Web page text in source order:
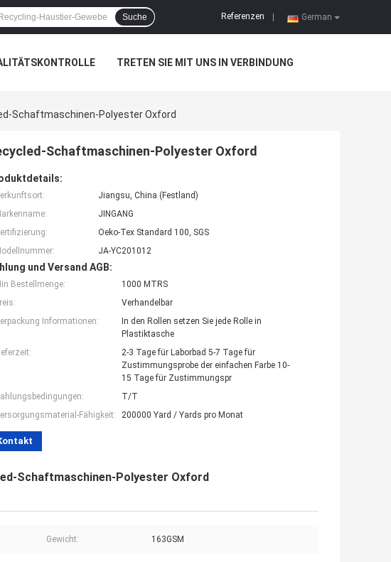
German
Referenzen
Suche
TRETEN SIE MIT UNS IN VERBINDUNG
Schaftmaschinen-Polyester Oxford
Schaftmaschinen-Polyester Oxford
Jiangsu, China (Festland)
JINGANG
Oeko-Tex Standard 100, SGS
JA-YC201012
und Versand AGB:
Bestellmenge:
1000 MTRS
Verhandelbar
Informationen:
In den Rollen setzen Sie jede Rolle in
Plastiktasche
2-3 Tage für Laborbad 5-7 Tage für
Zustimmungsprobe der einfachen Farbe 10-
15 Tage für Zustimmungspr
T/T
Fähigkeit:
200000 Yard / Yards pro Monat
Schaftmaschinen-Polyester Oxford
Gewicht: 163GSM